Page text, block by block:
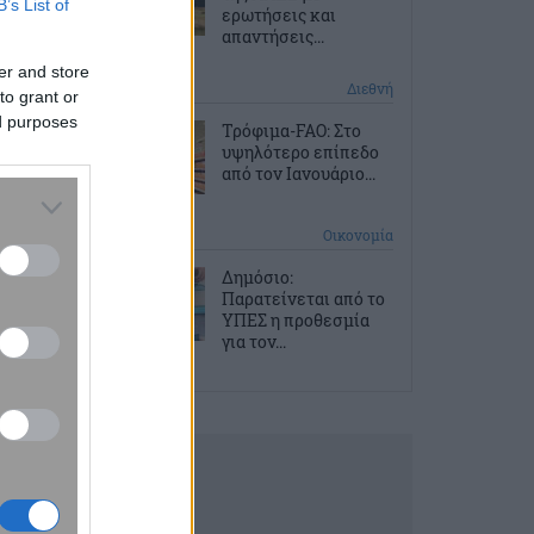
List of
and store
grant or
purposes
ερωτήσεις και
απαντήσεις...
Διεθνή
Τρόφιμα-FAO: Στο
υψηλότερο επίπεδο
από τον Ιανουάριο...
Οικονομία
Δημόσιο:
Παρατείνεται από το
ΥΠΕΣ η προθεσμία
για τον...